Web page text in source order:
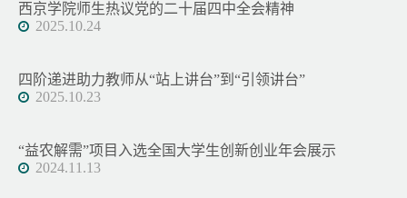
西京学院师生热议党的二十届四中全会精神
2025.10.24
四阶递进助力教师从“站上讲台”到“引领讲台”
2025.10.23
“益农解需”项目入选全国大学生创新创业年会展示
2024.11.13